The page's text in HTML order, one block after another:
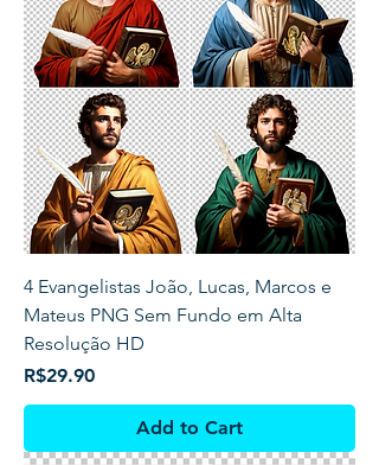
4 Evangelistas João, Lucas, Marcos e
Mateus PNG Sem Fundo em Alta
Resolução HD
Price
R$29.90
Add to Cart